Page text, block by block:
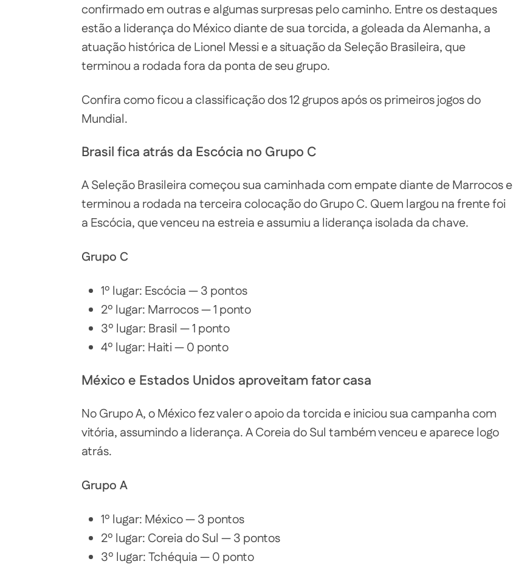
confirmado em outras e algumas surpresas pelo caminho. Entre os destaques
estão a liderança do México diante de sua torcida, a goleada da Alemanha, a
atuação histórica de Lionel Messi e a situação da Seleção Brasileira, que
terminou a rodada fora da ponta de seu grupo.
Confira como ficou a classificação dos 12 grupos após os primeiros jogos do
Mundial.
Brasil fica atrás da Escócia no Grupo C
A Seleção Brasileira começou sua caminhada com empate diante de Marrocos e
terminou a rodada na terceira colocação do Grupo C. Quem largou na frente foi
a Escócia, que venceu na estreia e assumiu a liderança isolada da chave.
Grupo C
1º lugar: Escócia — 3 pontos
2º lugar: Marrocos — 1 ponto
3º lugar: Brasil — 1 ponto
4º lugar: Haiti — 0 ponto
México e Estados Unidos aproveitam fator casa
No Grupo A, o México fez valer o apoio da torcida e iniciou sua campanha com
vitória, assumindo a liderança. A Coreia do Sul também venceu e aparece logo
atrás.
Grupo A
1º lugar: México — 3 pontos
2º lugar: Coreia do Sul — 3 pontos
3º lugar: Tchéquia — 0 ponto